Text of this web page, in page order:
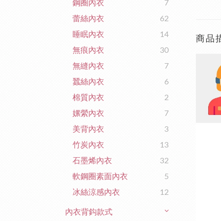
鋼圈內衣
7
蕾絲內衣
62
睡眠內衣
14
無痕內衣
30
無縫內衣
7
蠶絲內衣
6
棉質內衣
2
嫘縈內衣
7
美背內衣
3
竹炭內衣
13
石墨烯內衣
32
軟鋼圈素面內衣
5
冰絲涼感內衣
12
內衣背鈎款式
商品